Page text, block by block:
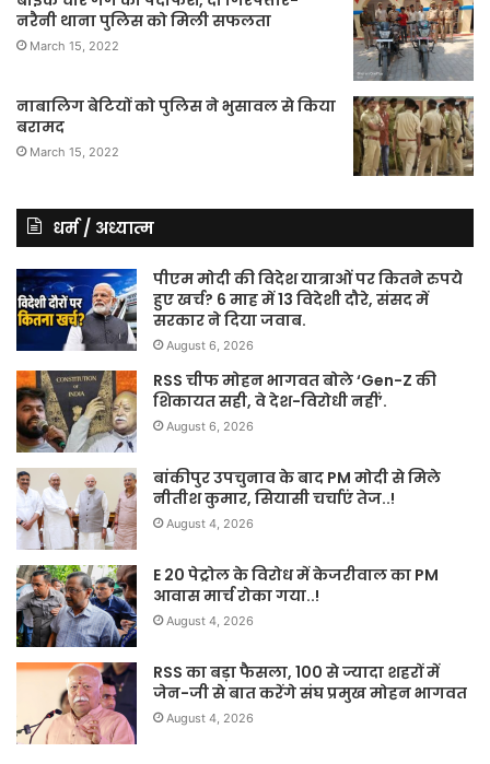
नरैनी थाना पुलिस को मिली सफलता
March 15, 2022
नाबालिग बेटियों को पुलिस ने भुसावल से किया
बरामद
March 15, 2022
धर्म / अध्यात्म
पीएम मोदी की विदेश यात्राओं पर कितने रुपये
हुए खर्च? 6 माह में 13 विदेशी दौरे, संसद में
सरकार ने दिया जवाब.
August 6, 2026
RSS चीफ मोहन भागवत बोले ‘Gen-Z की
शिकायत सही, वे देश-विरोधी नहीं’.
August 6, 2026
बांकीपुर उपचुनाव के बाद PM मोदी से मिले
नीतीश कुमार, सियासी चर्चाएं तेज..!
August 4, 2026
E 20 पेट्रोल के विरोध में केजरीवाल का PM
आवास मार्च रोका गया..!
August 4, 2026
RSS का बड़ा फैसला, 100 से ज्यादा शहरों में
जेन-जी से बात करेंगे संघ प्रमुख मोहन भागवत
August 4, 2026